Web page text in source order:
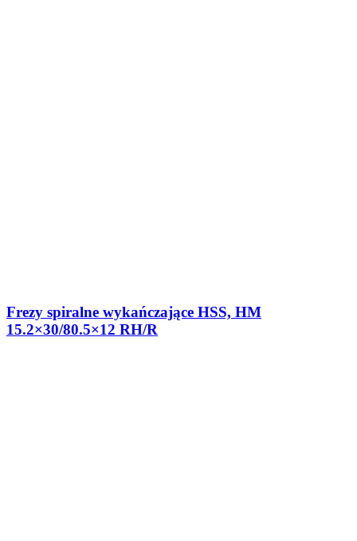
Frezy spiralne wykańczające HSS, HM
15.2×30/80.5×12 RH/R